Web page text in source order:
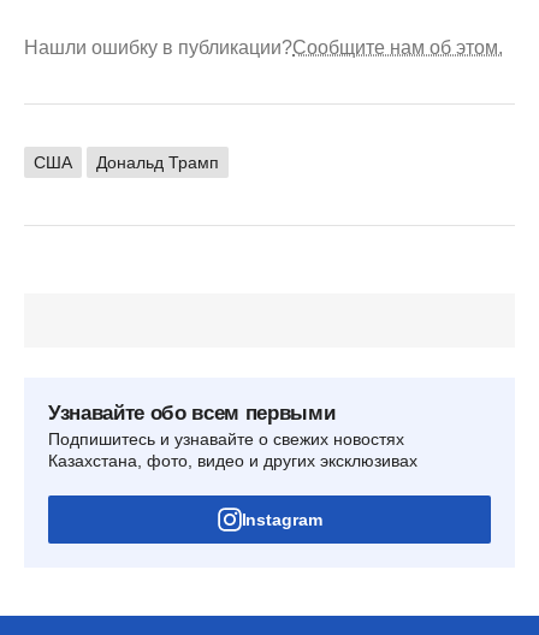
Нашли ошибку в публикации?Сообщите нам об этом.
США Дональд Трамп
Узнавайте обо всем первыми
Подпишитесь и узнавайте о свежих новостях
Казахстана, фото, видео и других эксклюзивах
Instagram